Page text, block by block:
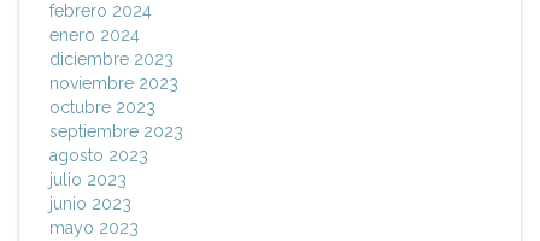
febrero 2024
enero 2024
diciembre 2023
noviembre 2023
octubre 2023
septiembre 2023
agosto 2023
julio 2023
junio 2023
mayo 2023